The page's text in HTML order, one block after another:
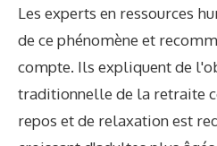
Les experts en ressources
de ce phénomène et
compte. Ils expliquent de
traditionnelle de la retraite
repos et de relaxation est